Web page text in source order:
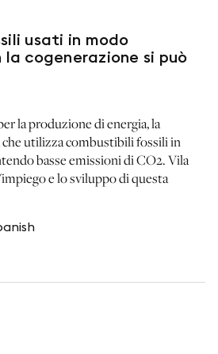
netzerotube
usati in modo
cogenerazione si può
la produzione di energia, la
che utilizza combustibili fossili in
basse emissioni di CO2. Vila
e lo sviluppo di questa